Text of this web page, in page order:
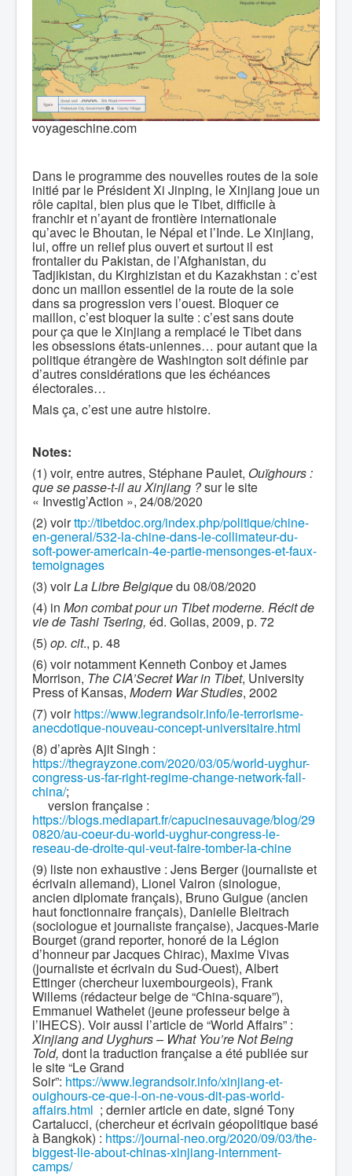
voyageschine.com
Dans le programme des nouvelles routes de la soie
initié par le Président Xi Jinping, le Xinjiang joue un
rôle capital, bien plus que le Tibet, difficile à
franchir et n’ayant de frontière internationale
qu’avec le Bhoutan, le Népal et l’Inde. Le Xinjiang,
lui, offre un relief plus ouvert et surtout il est
frontalier du Pakistan, de l’Afghanistan, du
Tadjikistan, du Kirghizistan et du Kazakhstan : c’est
donc un maillon essentiel de la route de la soie
dans sa progression vers l’ouest. Bloquer ce
maillon, c’est bloquer la suite : c’est sans doute
pour ça que le Xinjiang a remplacé le Tibet dans
les obsessions états-uniennes… pour autant que la
politique étrangère de Washington soit définie par
d’autres considérations que les échéances
électorales…
Mais ça, c’est une autre histoire.
Notes:
(1) voir, entre autres, Stéphane Paulet, Ouïghours :
que se passe-t-il au Xinjiang ?sur le site
« Investig’Action », 24/08/2020
(2) voirttp://tibetdoc.org/index.php/politique/chine-
en-general/532-la-chine-dans-le-collimateur-du-
soft-power-americain-4e-partie-mensonges-et-faux-
temoignages
(3) voirLa Libre Belgiquedu 08/08/2020
(4) in Mon combat pour un Tibet moderne. Récit de
vie de Tashi Tsering, éd. Golias, 2009, p. 72
(5) op. cit., p. 48
(6) voir notamment Kenneth Conboy et James
Morrison, The CIA’Secret War in Tibet, University
Press of Kansas, Modern War Studies, 2002
(7) voirhttps://www.legrandsoir.info/le-terrorisme-
anecdotique-nouveau-concept-universitaire.html
(8) d’après Ajit Singh :
https://thegrayzone.com/2020/03/05/world-uyghur-
congress-us-far-right-regime-change-network-fall-
china/;
version française :
https://blogs.mediapart.fr/capucinesauvage/blog/29
0820/au-coeur-du-world-uyghur-congress-le-
reseau-de-droite-qui-veut-faire-tomber-la-chine
(9) liste non exhaustive : Jens Berger (journaliste et
écrivain allemand), Lionel Vairon (sinologue,
ancien diplomate français), Bruno Guigue (ancien
haut fonctionnaire français), Danielle Bleitrach
(sociologue et journaliste française), Jacques-Marie
Bourget (grand reporter, honoré de la Légion
d’honneur par Jacques Chirac), Maxime Vivas
(journaliste et écrivain du Sud-Ouest), Albert
Ettinger (chercheur luxembourgeois), Frank
Willems (rédacteur belge de “China-square”),
Emmanuel Wathelet (jeune professeur belge à
l’IHECS). Voir aussi l’article de “World Affairs” :
Xinjiang and Uyghurs – What You’re Not Being
Told, dont la traduction française a été publiée sur
le site “Le Grand
Soir”: https://www.legrandsoir.info/xinjiang-et-
ouighours-ce-que-l-on-ne-vous-dit-pas-world-
affairs.html ; dernier article en date, signé Tony
Cartalucci, (chercheur et écrivain géopolitique basé
à Bangkok) : https://journal-neo.org/2020/09/03/the-
biggest-lie-about-chinas-xinjiang-internment-
camps/